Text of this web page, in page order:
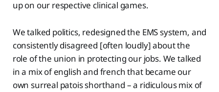
up on our respective clinical games.
We talked politics, redesigned the EMS system, and
consistently disagreed [often loudly] about the
role of the union in protecting our jobs. We talked
in a mix of english and french that became our
own surreal patois shorthand – a ridiculous mix of